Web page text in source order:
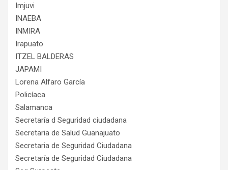
Imjuvi
INAEBA
INMIRA
Irapuato
ITZEL BALDERAS
JAPAMI
Lorena Alfaro García
Policíaca
Salamanca
Secretaría d Seguridad ciudadana
Secretaria de Salud Guanajuato
Secretaria de Seguridad Ciudadana
Secretaría de Seguridad Ciudadana